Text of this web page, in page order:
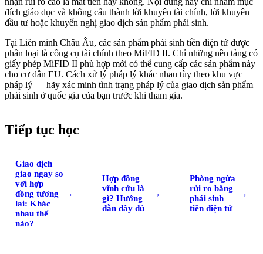
đích giáo dục và không cấu thành lời khuyên tài chính, lời khuyên
đầu tư hoặc khuyến nghị giao dịch sản phẩm phái sinh.
Tại Liên minh Châu Âu, các sản phẩm phái sinh tiền điện tử được
phân loại là công cụ tài chính theo MiFID II. Chỉ những nền tảng có
giấy phép MiFID II phù hợp mới có thể cung cấp các sản phẩm này
cho cư dân EU. Cách xử lý pháp lý khác nhau tùy theo khu vực
pháp lý — hãy xác minh tình trạng pháp lý của giao dịch sản phẩm
phái sinh ở quốc gia của bạn trước khi tham gia.
Tiếp tục học
Giao dịch
giao ngay so
với hợp
đồng tương
lai: Khác
nhau thế
nào?
→
Hợp đồng
vĩnh cửu là
gì? Hướng
dẫn đầy đủ
→
Phòng ngừa
rủi ro bằng
phái sinh
tiền điện tử
→